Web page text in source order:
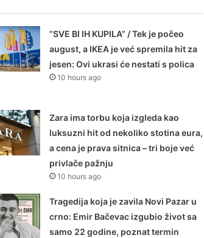
”SVE BI IH KUPILA” / Tek je počeo
august, a IKEA je već spremila hit za
jesen: Ovi ukrasi će nestati s polica
10 hours ago
Zara ima torbu koja izgleda kao
luksuzni hit od nekoliko stotina eura,
a cena je prava sitnica – tri boje već
privlače pažnju
10 hours ago
Tragedija koja je zavila Novi Pazar u
crno: Emir Bačevac izgubio život sa
samo 22 godine, poznat termin